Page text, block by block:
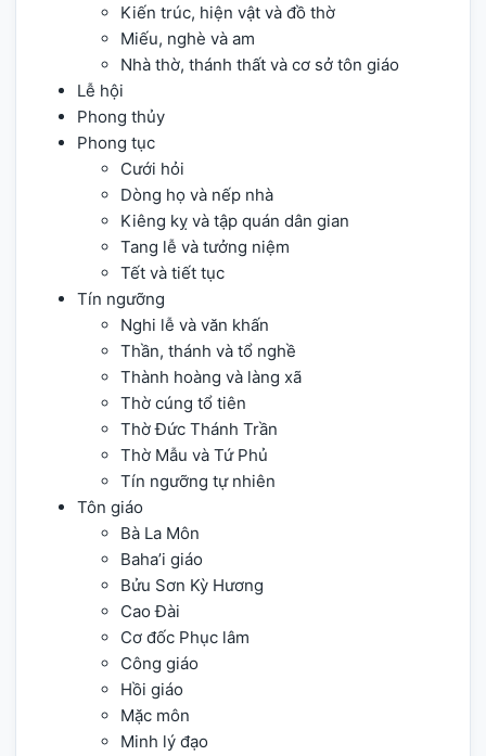
Kiến trúc, hiện vật và đồ thờ
Miếu, nghè và am
Nhà thờ, thánh thất và cơ sở tôn giáo
Lễ hội
Phong thủy
Phong tục
Cưới hỏi
Dòng họ và nếp nhà
Kiêng kỵ và tập quán dân gian
Tang lễ và tưởng niệm
Tết và tiết tục
Tín ngưỡng
Nghi lễ và văn khấn
Thần, thánh và tổ nghề
Thành hoàng và làng xã
Thờ cúng tổ tiên
Thờ Đức Thánh Trần
Thờ Mẫu và Tứ Phủ
Tín ngưỡng tự nhiên
Tôn giáo
Bà La Môn
Baha’i giáo
Bửu Sơn Kỳ Hương
Cao Đài
Cơ đốc Phục lâm
Công giáo
Hồi giáo
Mặc môn
Minh lý đạo